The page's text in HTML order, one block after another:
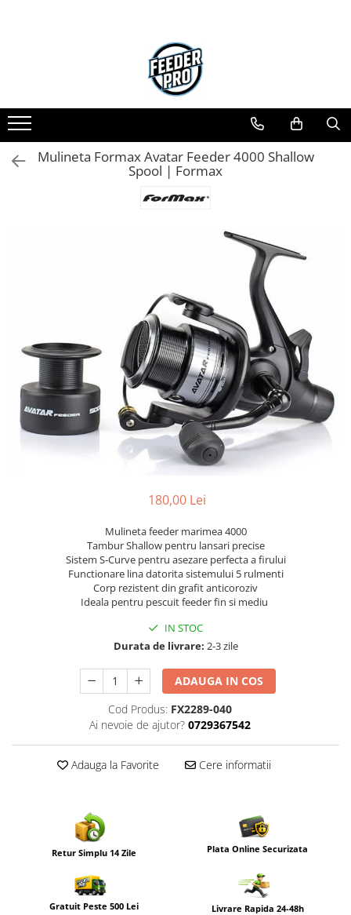
Mulineta Formax Avatar Feeder 4000 Shallow
Spool | Formax
180,00 Lei
Mulineta feeder marimea 4000
Tambur Shallow pentru lansari precise
Sistem S-Curve pentru asezare perfecta a firului
Functionare lina datorita sistemului 5 rulmenti
Corp rezistent din grafit anticoroziv
Ideala pentru pescuit feeder fin si mediu
IN STOC
Durata de livrare: 2-3 zile
ADAUGA IN COS
Cod Produs: FX2289-040
Ai nevoie de ajutor? 0729367542
Adauga la Favorite Cere informatii
Retur Simplu 14 Zile Plata Online Securizata
Gratuit Peste 500 Lei Livrare Rapida 24-48h